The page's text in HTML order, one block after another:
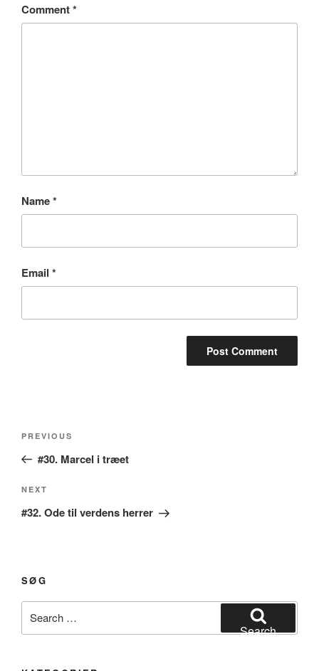
Comment*
Name*
Email *
Previous
Post
PREVIOUS
#30. Marcel i træet
Next
Post
NEXT
#32. Ode til verdens herrer
SØG
for:
Search